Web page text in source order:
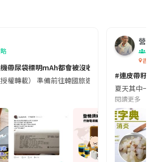
帶尿袋標明mAh都會被沒收😱出發前切記檢查
授權轉載） 準備前往韓國旅遊的民眾，近期要
營養
香港
#連皮帶籽
夏天其中一
閱讀更多